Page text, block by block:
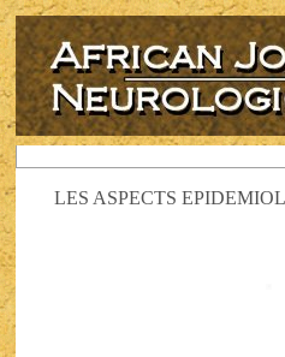
LES ASPECTS